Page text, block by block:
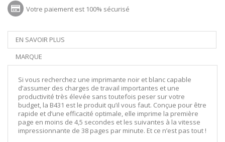
Votre paiement est 100% sécurisé
EN SAVOIR PLUS
MARQUE
Si vous recherchez une imprimante noir et blanc capable
d’assumer des charges de travail importantes et une
productivité très élevée sans toutefois peser sur votre
budget, la B431 est le produit qu’il vous faut. Conçue pour être
rapide et d’une efficacité optimale, elle imprime la première
page en moins de 4,5 secondes et les suivantes à la vitesse
impressionnante de 38 pages par minute. Et ce n’est pas tout !